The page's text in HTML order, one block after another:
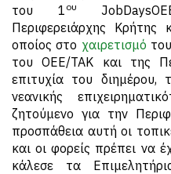
του 1 ου
Περιφερειάρχης
οποίος στο χαιρετισμό
του ΟΕΕ/ΤΑΚ και της
επιτυχία του διημέρου,
νεανικής
ζητούμενο για την
προσπάθεια αυτή οι
και οι φορείς πρέπει να
κάλεσε τα